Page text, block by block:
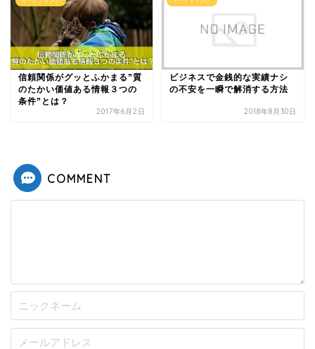
信頼関係がグッとふかまる”質
のたかい価値ある情報３つの
条件”とは？
2017年6月2日
ビジネスで金銭的な実績ナシ
の不安を一瞬で解消する方法
2018年8月30日
COMMENT